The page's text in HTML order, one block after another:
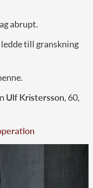
abrupt.
till granskning
Ulf Kristersson, 60,